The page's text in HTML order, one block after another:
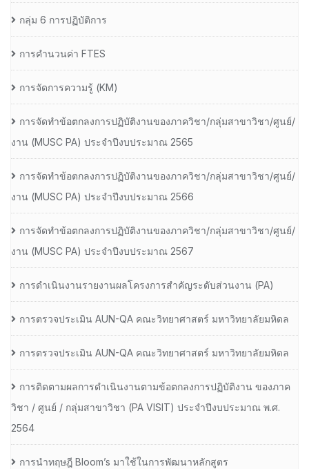
กลุ่ม 6 การปฏิบัติการ
การคำนวนค่า FTES
การจัดการความรู้ (KM)
การจัดทำข้อตกลงการปฏิบัติงานของภาควิชา/กลุ่มสาขาวิชา/ศูนย์/
งาน (MUSC PA) ประจำปีงบประมาณ 2565
การจัดทำข้อตกลงการปฏิบัติงานของภาควิชา/กลุ่มสาขาวิชา/ศูนย์/
งาน (MUSC PA) ประจำปีงบประมาณ 2566
การจัดทำข้อตกลงการปฏิบัติงานของภาควิชา/กลุ่มสาขาวิชา/ศูนย์/
งาน (MUSC PA) ประจำปีงบประมาณ 2567
การดำเนินงานรายงานผลโครงการสำคัญระดับส่วนงาน (PA)
การตรวจประเมิน AUN-QA คณะวิทยาศาสตร์ มหาวิทยาลัยมหิดล
การตรวจประเมิน AUN-QA คณะวิทยาศาสตร์ มหาวิทยาลัยมหิดล
การติดตามผลการดำเนินงานตามข้อตกลงการปฏิบัติงาน ของภาค
วิชา / ศูนย์ / กลุ่มสาขาวิชา (PA VISIT) ประจำปีงบประมาณ พ.ศ.​
2564
การนำทฤษฎี Bloom’s มาใช้ในการพัฒนาหลักสูตร